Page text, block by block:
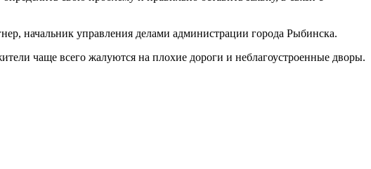
начальник управления делами администрации города Рыбинска.
чаще всего жалуются на плохие дороги и неблагоустроенные дворы.